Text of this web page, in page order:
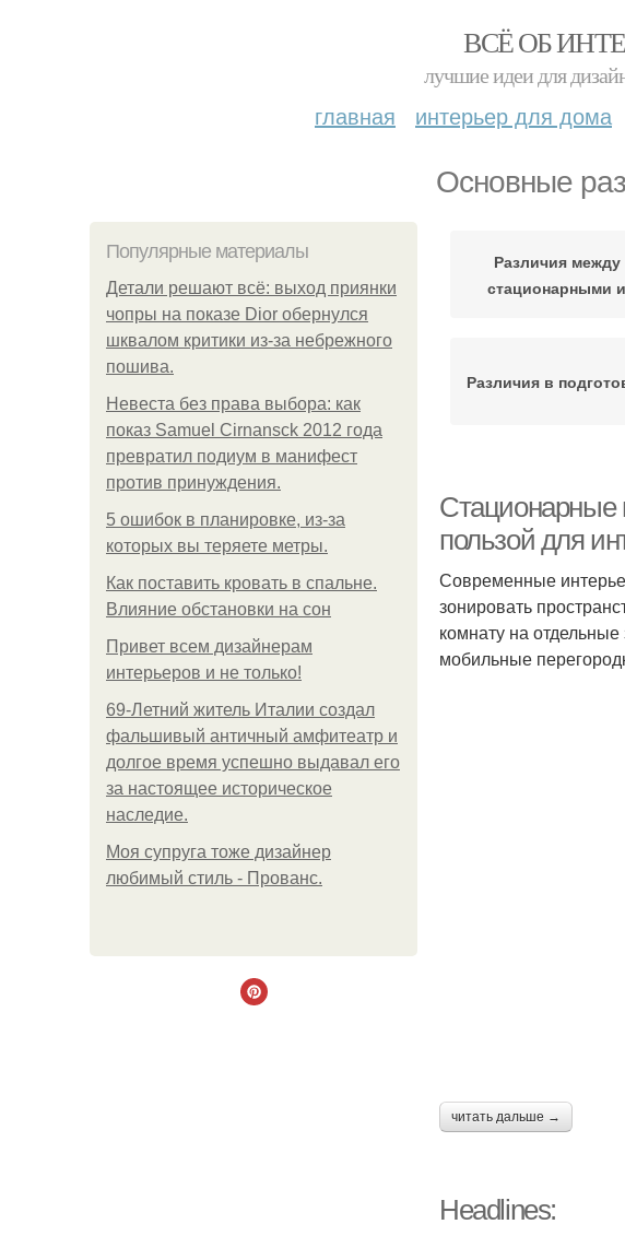
ВСЁ ОБ
лучшие идеи для
главная интерьер для дома
Основные
Популярные материалы
Детали решают всё: выход приянки
чопры на показе Dior обернулся
шквалом критики из-за небрежного
пошива.
Невеста без права выбора: как
показ Samuel Cirnansck 2012 года
превратил подиум в манифест
против принуждения.
5 ошибок в планировке, из-за
которых вы теряете метры.
Как поставить кровать в спальне.
Влияние обстановки на сон
Привет всем дизайнерам
интерьеров и не только!
69-Летний житель Италии создал
фальшивый античный амфитеатр и
долгое время успешно выдавал его
за настоящее историческое
наследие.
Моя супруга тоже дизайнер
любимый стиль - Прованс.
Различия между
стационарными и
Различия в
Стационарные
пользой для
Современные
зонировать
комнату на
мобильные
читать дальше →
Headlines: